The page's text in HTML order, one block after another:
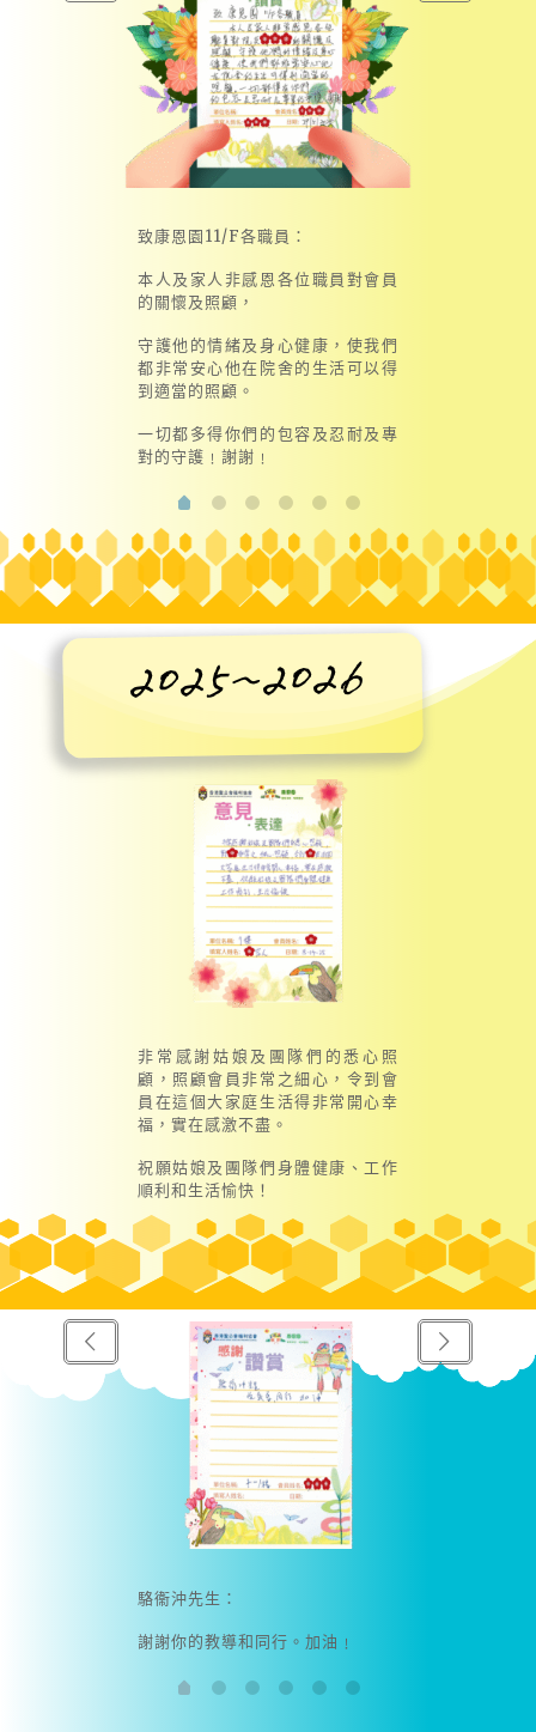
致康恩園11/F各職員：
本人及家人非感恩各位職員對會員
的關懷及照顧，
守護他的情緒及身心健康，使我們
都非常安心他在院舍的生活可以得
到適當的照顧。
一切都多得你們的包容及忍耐及專
對的守護﹗謝謝﹗
2025~2026
非常感謝姑娘及團隊們的悉心照
顧，照顧會員非常之細心，令到會
員在這個大家庭生活得非常開心幸
福，實在感激不盡。
祝願姑娘及團隊們身體健康、工作
順利和生活愉快！
駱衞沖先生：
謝謝你的教導和同行。加油﹗